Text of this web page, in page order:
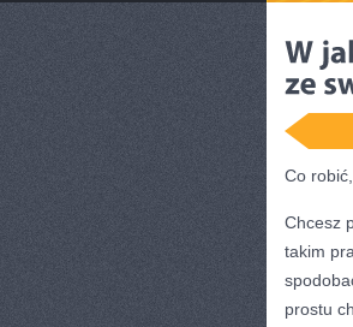
Co
Chcesz
takim
prostu